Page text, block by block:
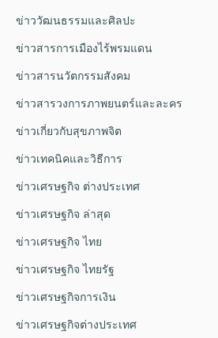
ข่าววัฒนธรรมและศิลปะ
ข่าวสารการเมืองไร้พรมแดน
ข่าวสารนวัตกรรมสังคม
ข่าวสารวงการภาพยนตร์และละคร
ข่าวเกี่ยวกับสุขภาพจิต
ข่าวเทคนิคและวิธีการ
ข่าวเศรษฐกิจ ต่างประเทศ
ข่าวเศรษฐกิจ ล่าสุด
ข่าวเศรษฐกิจ ไทย
ข่าวเศรษฐกิจ ไทยรัฐ
ข่าวเศรษฐกิจการเงิน
ข่าวเศรษฐกิจต่างประเทศ